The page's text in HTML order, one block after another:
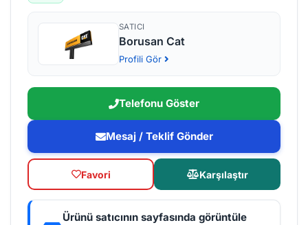
SATICI
Borusan Cat
Profili Gör
Telefonu Göster
Mesaj / Teklif Gönder
Favori Karşılaştır
Ürünü satıcının sayfasında görüntüle